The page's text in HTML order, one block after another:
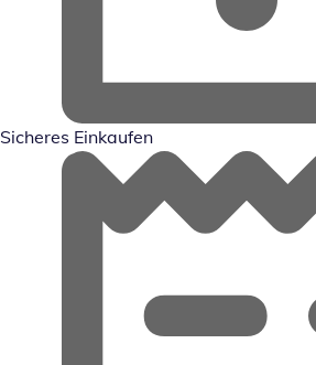
Sicheres Einkaufen